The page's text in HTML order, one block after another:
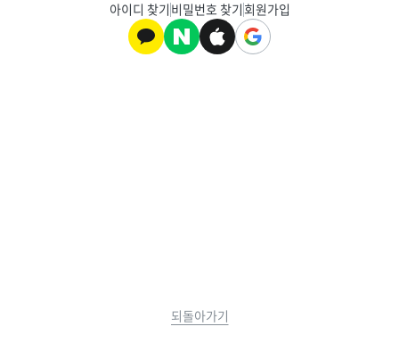
아이디 찾기 비밀번호 찾기 회원가입
되돌아가기